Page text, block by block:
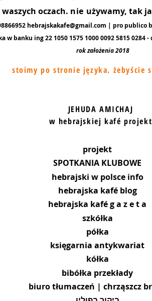
oczach. nie używamy, tak
hebrajskakafe@gmail.com | pro publico
w banku ing 22 1050 1575 1000 0092 5815 0284
rok założenia 2018
stoimy po stronie języka. żebyście
JEHUDA AMICHAJ
w hebrajskiej kafé projekt
projekt
SPOTKANIA KLUBOWE
hebrajski w polsce info
hebrajska kafé blog
hebrajska kafé g a z e t a
szkółka
półka
księgarnia antykwariat
kółka
bibółka przekłady
biuro tłumaczeń | chrząszcz